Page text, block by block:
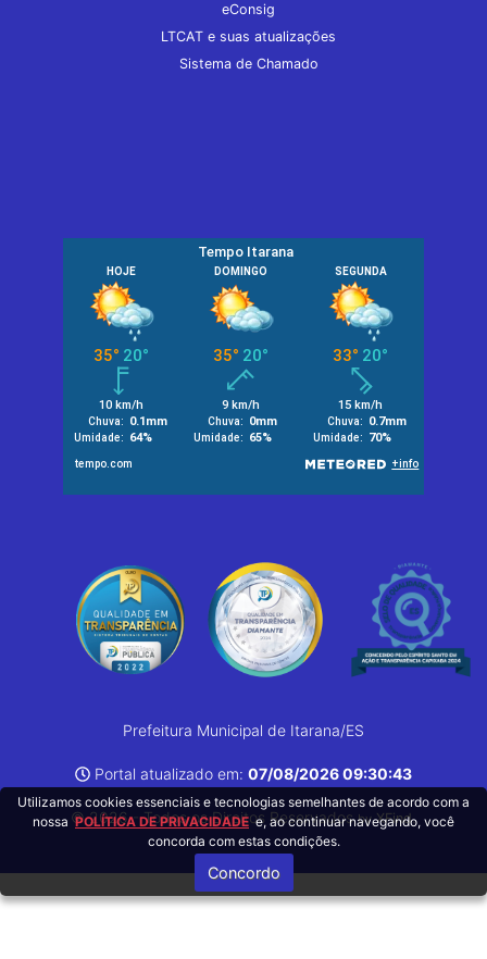
eConsig
LTCAT e suas atualizações
Sistema de Chamado
Prefeitura Municipal de Itarana/ES
Portal atualizado em: 07/08/2026 09:30:43
© 2026 - Todos os Direitos Reservadosby XFind.
Utilizamos cookies essenciais e tecnologias semelhantes de acordo com a
nossaPOLÍTICA DE PRIVACIDADEe, ao continuar navegando, você
concorda com estas condições.
Concordo